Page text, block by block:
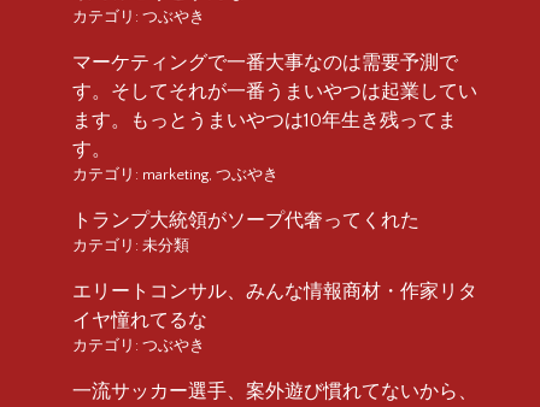
カテゴリ: つぶやき
マーケティングで一番大事なのは需要予測で
す。そしてそれが一番うまいやつは起業してい
ます。もっとうまいやつは10年生き残ってま
す。
カテゴリ: marketing, つぶやき
トランプ大統領がソープ代奢ってくれた
カテゴリ: 未分類
エリートコンサル、みんな情報商材・作家リタ
イヤ憧れてるな
カテゴリ: つぶやき
一流サッカー選手、案外遊び慣れてないから、